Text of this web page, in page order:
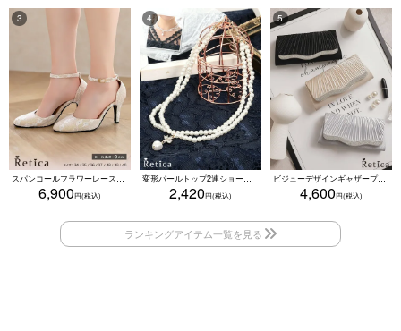
スパンコールフラワーレースアンクルストラップハイヒールセパレートパンプス (ベージュ)
6,900
変形パールトップ2連ショートパールネックレス(ホワイト)
2,420
ビジューデザインギャザープリーツ入り2wayバッグ(ベージュ/シルバー/ブラック)
4,600